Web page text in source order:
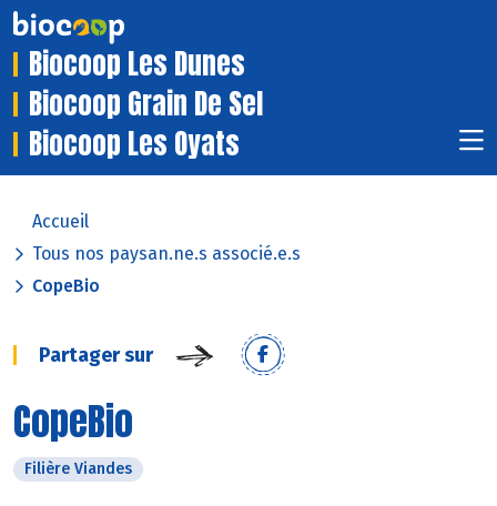
Biocoop Les Dunes
Biocoop Grain De Sel
Biocoop Les Oyats
Accueil
Tous nos paysan.ne.s associé.e.s
CopeBio
Partager sur
CopeBio
Filière Viandes